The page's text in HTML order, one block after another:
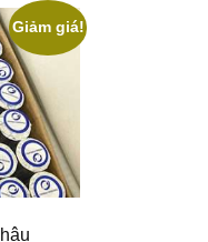
Giảm giá!